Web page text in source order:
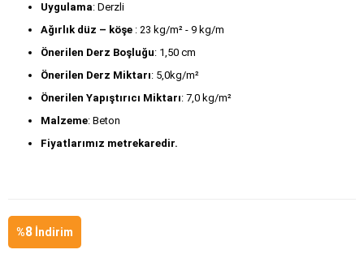
Uygulama: Derzli
Ağırlık düz – köşe : 23 kg/m² - 9 kg/m
Önerilen Derz Boşluğu: 1,50 cm
Önerilen Derz Miktarı: 5,0kg/m²
Önerilen Yapıştırıcı Miktarı: 7,0 kg/m²
Malzeme: Beton
Fiyatlarımız metrekaredir.
%8 İndirim